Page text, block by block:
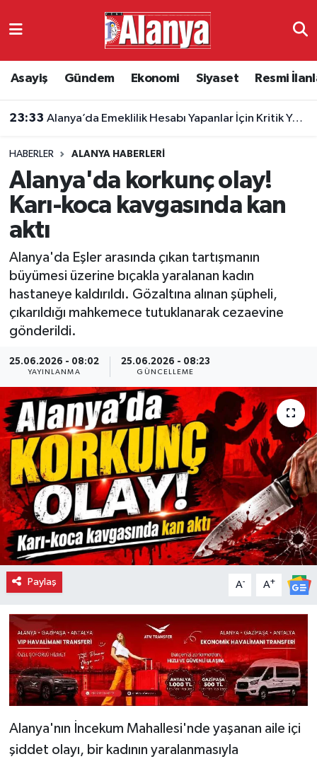
Asayiş Gündem Ekonomi Siyaset Resmi
23:33 Alanya’da Emeklilik Hesabı Yapanlar İçin Kritik Yaş Şartları
23:24 Alanya’da 5,9 Milyon TL’nin Mevduat Getirisi
HABERLER ALANYA HABERLERI
Alanya'da korkunç olay!
Karı-koca kavgasında kan
aktı
Alanya'da Eşler arasında çıkan tartışmanın
büyümesi üzerine bıçakla yaralanan kadın
hastaneye kaldırıldı. Gözaltına alınan şüpheli,
çıkarıldığı mahkemece tutuklanarak cezaevine
gönderildi.
25.06.2026 - 08:02
YAYINLANMA
25.06.2026 - 08:23
GÜNCELLEME
Paylaş A- A+
Alanya'nın İncekum Mahallesi'nde yaşanan aile içi
şiddet olayı, bir kadının yaralanmasıyla
Ekonomi
Resmi İlanlar
Alanyaspor
Turizm
E-Gazete
Antalya Namaz Vakitleri
Süper Lig Puan Durumu ve Fikstür
Tüm Manşetler
Son Dakika Haberleri
Haber Arşivi